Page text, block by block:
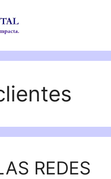
REDES